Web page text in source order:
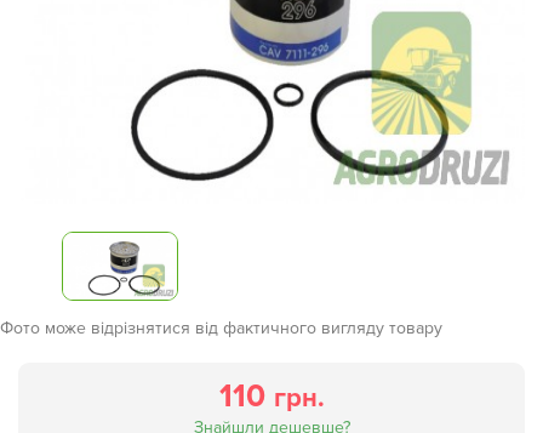
Фото може відрізнятися від фактичного вигляду товару
110 грн.
Знайшли дешевше?